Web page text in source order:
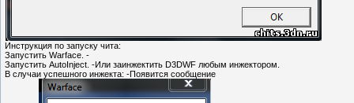
Инструкция по запуску чита:
Запустить Warface. -
Запустить AutoInject. -Или заинжектить D3DWF любым инжектором.
В случаи успешного инжекта: -Появится сообщение